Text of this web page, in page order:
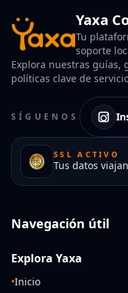
Yaxa
Tu
soporte
Explora nuestras guías,
políticas clave de
SÍGUENOS
SSL ACTIVO
Tus datos
Navegación útil
Explora Yaxa
•Inicio